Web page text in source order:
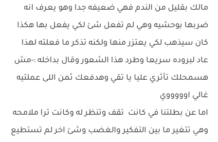
مالك بقليل من الندم فهي ضعيفه جدا وهو يعرف انه
ضربها بوحشيه وهي لم تفعل شئ لكي يفعل بها هكذا
كان سيذهب لكي يعتزر منها ولكنه تذكر ما فعلته لهذا
عاد لبروده سريعا وطرد هذا الشعور وقال بداخله :-مش
هسمحلك تأثري عليا يا تقي وهدفعك ثمن اللى عملتيه
غالي اوووووي
اما عن بطلتنا في كانت تقف وتنظر له وكانت ترا ملامحه
وهي تتغير ما بين التفكير والغضب وشئ اخر لم تستطيع